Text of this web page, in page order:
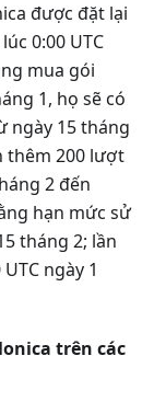
được đặt lại
0:00 UTC
mua gói
1, họ sẽ có
ngày 15 tháng
thêm 200 lượt
2 đến
hạn mức sử
tháng 2; lần
ngày 1
trên các